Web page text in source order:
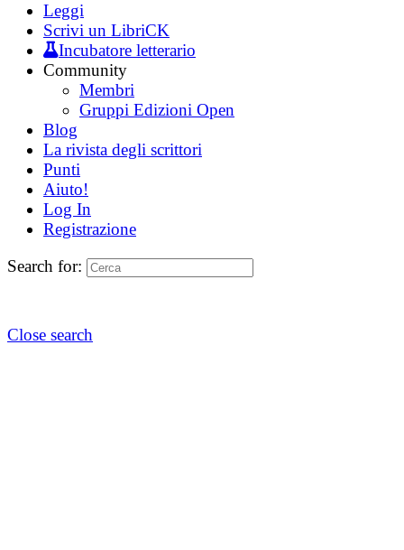
Leggi
Scrivi un LibriCK
Incubatore letterario
Community
Membri
Gruppi Edizioni Open
Blog
La rivista degli scrittori
Punti
Aiuto!
Log In
Registrazione
Search for:
Close search